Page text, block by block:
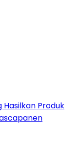
Hasilkan Produk